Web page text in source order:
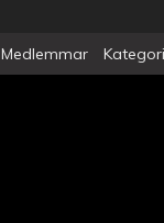
Medlemmar